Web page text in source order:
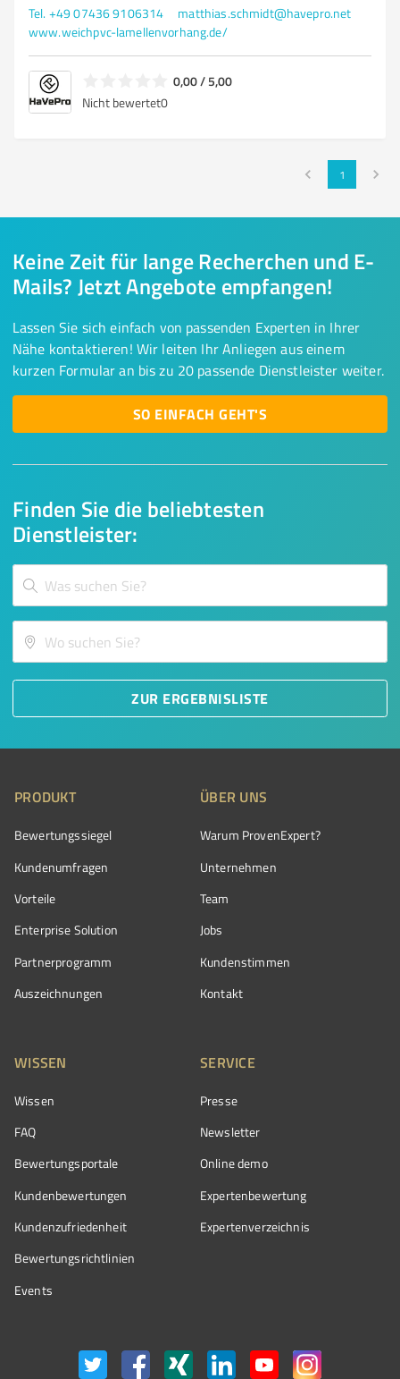
Tel. +49 07436 9106314
matthias.schmidt@havepro.net
www.weichpvc-lamellenvorhang.de/
0,00 / 5,00
Nicht bewertet0
1
Finden Sie die beliebtesten
Dienstleister:
ZUR ERGEBNISLISTE
Keine Zeit für lange Recherchen und E-
Mails? Jetzt Angebote empfangen!
Lassen Sie sich einfach von passenden Experten in Ihrer
Nähe kontaktieren! Wir leiten Ihr Anliegen aus einem
kurzen Formular an bis zu 20 passende Dienstleister weiter.
SO EINFACH GEHT'S
PRODUKT
Bewertungssiegel
Kundenumfragen
Vorteile
Enterprise Solution
Partnerprogramm
Auszeichnungen
ÜBER UNS
Warum ProvenExpert?
Unternehmen
Team
Jobs
Kundenstimmen
Kontakt
WISSEN
Wissen
FAQ
Bewertungsportale
Kundenbewertungen
Kundenzufriedenheit
Bewertungs­richtlinien
Events
SERVICE
Presse
Newsletter
Online demo
Expertenbewertung
Expertenverzeichnis